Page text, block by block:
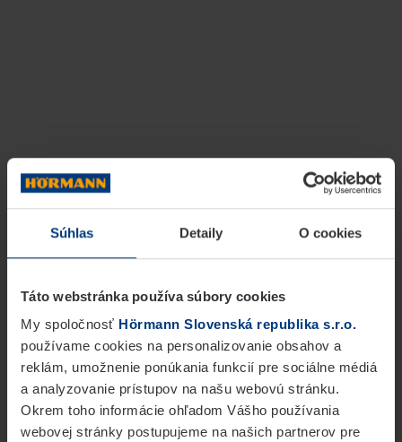
Súhlas Detaily O cookies
Táto webstránka používa súbory cookies
My spoločnosť Hörmann Slovenská republika s.r.o.
používame cookies na personalizovanie obsahov a
reklám, umožnenie ponúkania funkcií pre sociálne médiá
a analyzovanie prístupov na našu webovú stránku.
Okrem toho informácie ohľadom Vášho používania
webovej stránky postupujeme na našich partnerov pre